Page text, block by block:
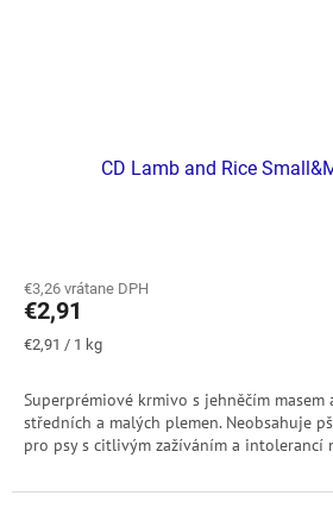
CD Lamb and Rice
€3,26 vrátane DPH
€2,91
Jednotková
€2,91 / 1 kg
Superprémiové krmivo s jehněčím
středních a malých plemen. Neobsahuje
pro psy s citlivým zažíváním a intolerancí